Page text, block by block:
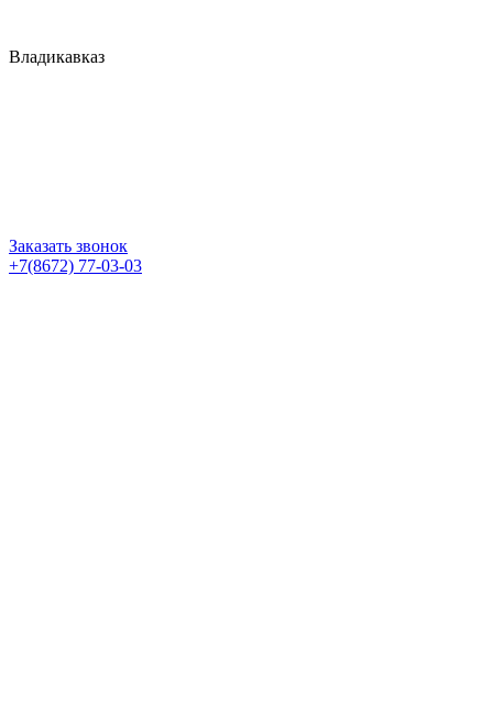
Владикавказ
Заказать звонок
+7(8672) 77-03-03